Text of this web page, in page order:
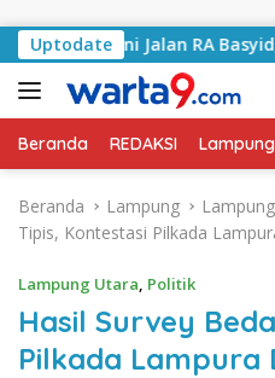
Uptodate
Jalan RA Basyid,
Beranda REDAKSI Lampung
Beranda Lampung
Tipis, Kontestasi Pilkada
Lampung Utara, Politik
Hasil Survey
Pilkada Lampura